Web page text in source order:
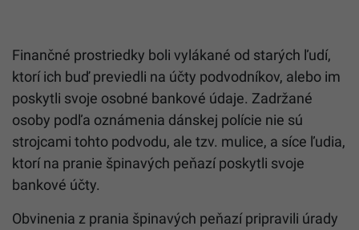
Finančné prostriedky boli vylákané od starých ľudí,
ktorí ich buď previedli na účty podvodníkov, alebo im
poskytli svoje osobné bankové údaje. Zadržané
osoby podľa oznámenia dánskej polície nie sú
strojcami tohto podvodu, ale tzv. mulice, a síce ľudia,
ktorí na pranie špinavých peňazí poskytli svoje
bankové účty.
Obvinenia z prania špinavých peňazí pripravili úrady